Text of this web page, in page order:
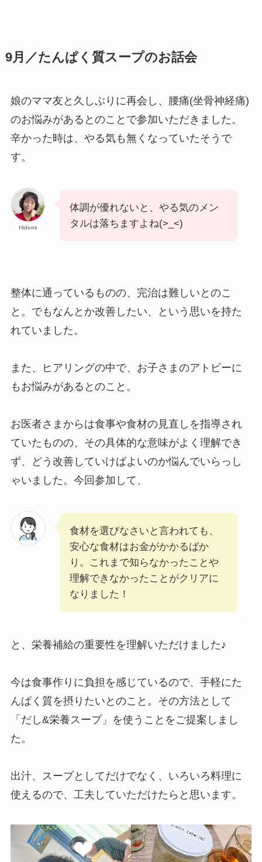
9月／たんぱく質スープのお話会
娘のママ友と久しぶりに再会し、腰痛(坐骨神経痛)
のお悩みがあるとのことで参加いただきました。
辛かった時は、やる気も無くなっていたそうで
す。
Hidemi
体調が優れないと、やる気のメン
タルは落ちますよね(>_<)
整体に通っているものの、完治は難しいとのこ
と。でもなんとか改善したい、という思いを持た
れていました。
また、ヒアリングの中で、お子さまのアトピーに
もお悩みがあるとのこと。
お医者さまからは食事や食材の見直しを指導され
ていたものの、その具体的な意味がよく理解でき
ず、どう改善していけばよいのか悩んでいらっし
ゃいました。今回参加して、
食材を選びなさいと言われても、
安心な食材はお金がかかるばか
り。これまで知らなかったことや
理解できなかったことがクリアに
なりました！
と、栄養補給の重要性を理解いただけました♪
今は食事作りに負担を感じているので、手軽にた
んぱく質を摂りたいとのこと。その方法として
「だし&栄養スープ」を使うことをご提案しまし
た。
出汁、スープとしてだけでなく、いろいろ料理に
使えるので、工夫していただけたらと思います。